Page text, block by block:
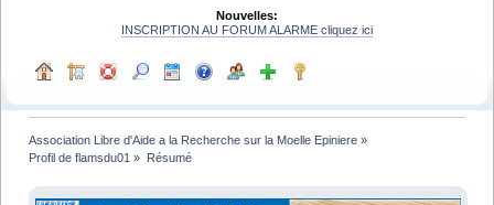
Nouvelles:
INSCRIPTION AU FORUM ALARME cliquez ici
Association Libre d'Aide a la Recherche sur la Moelle Epiniere »
Profil de flamsdu01 » Résumé